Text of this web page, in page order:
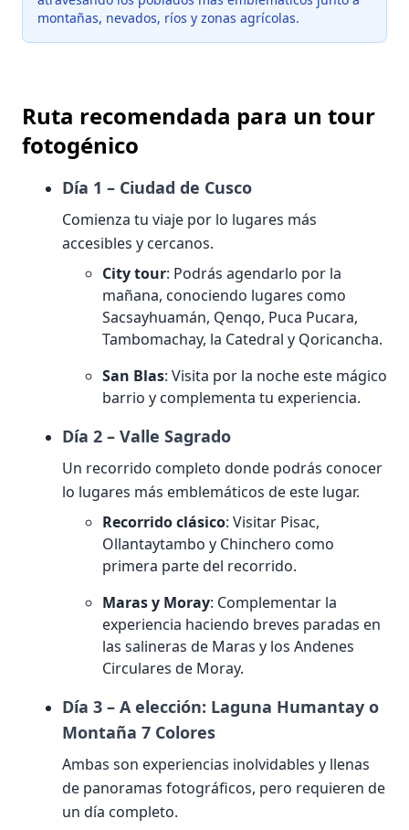
montañas, nevados, ríos y zonas agrícolas.
Ruta recomendada para un tour
fotogénico
Día 1 – Ciudad de Cusco
Comienza tu viaje por lo lugares más
accesibles y cercanos.
City tour: Podrás agendarlo por la
mañana, conociendo lugares como
Sacsayhuamán, Qenqo, Puca Pucara,
Tambomachay, la Catedral y Qoricancha.
San Blas: Visita por la noche este mágico
barrio y complementa tu experiencia.
Día 2 – Valle Sagrado
Un recorrido completo donde podrás conocer
lo lugares más emblemáticos de este lugar.
Recorrido clásico: Visitar Pisac,
Ollantaytambo y Chinchero como
primera parte del recorrido.
Maras y Moray: Complementar la
experiencia haciendo breves paradas en
las salineras de Maras y los Andenes
Circulares de Moray.
Día 3 – A elección: Laguna Humantay o
Montaña 7 Colores
Ambas son experiencias inolvidables y llenas
de panoramas fotográficos, pero requieren de
un día completo.